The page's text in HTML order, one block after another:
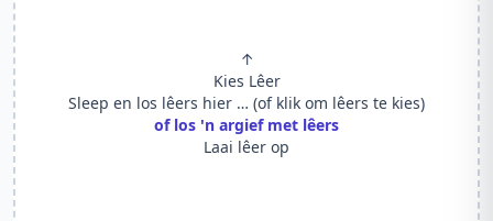
↑
Kies Lêer
Sleep en los lêers hier … (of klik om lêers te kies)
of los 'n argief met lêers
Laai lêer op